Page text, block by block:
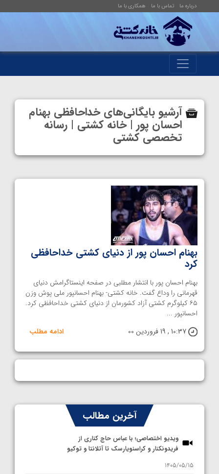
درباره ما تماس با ما همکاری با ما
آرشیو بایگانی‌های خداحافظی بهنام
احسان پور | خانه کشتی | رسانه
تخصصی کشتی
بهنام احسان پور از دنیای کشتی خداحافظی
کرد
بهنام احسان پور با انتشار مطلبی در صفحه اینستاگرامش دنیای
قهرمانی را وداع گفت. خانه کشتی- بهنام احسانپور ملی پوش وزن
۶۵ کیلوگرم کشتی آزاد کشورمان از دنیای کشتی خداحافظی کرد.
احسانپور ...
10:37 , 19 فروردین 00
ادامه مطلب
آخرین مطالب
ویدیو اختصاصی؛ با عباس حاج کناری از
فریدونکنار و کراسنویارسک تا آتلانتا و توکیو
1405/05/15